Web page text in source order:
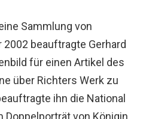
Sammlung von
beauftragte Gerhard
für einen Artikel des
über Richters Werk zu
ihn die National
Doppelporträt von Königin